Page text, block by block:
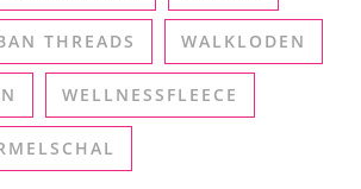
THREADS WALKLODEN
WELLNESSFLEECE